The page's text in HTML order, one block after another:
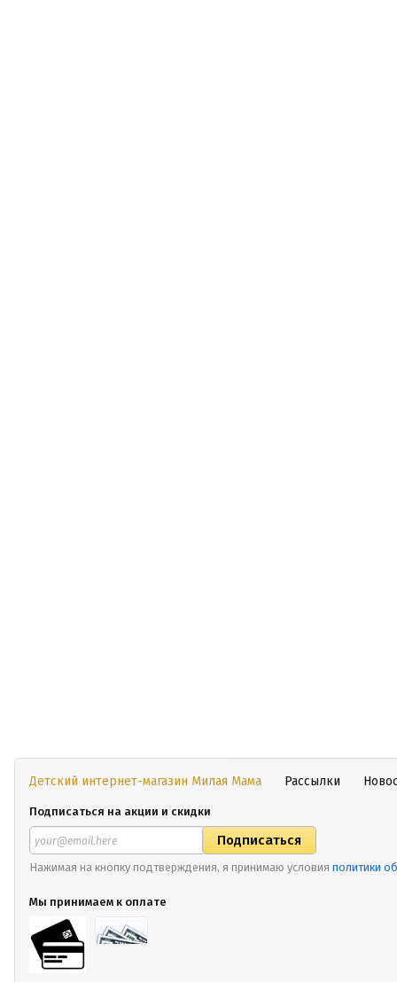
Детский интернет-магазин Милая Мама Рассылки
Подписаться на акции и скидки
Нажимая на кнопку подтверждения, я принимаю условия политики
Мы принимаем к оплате